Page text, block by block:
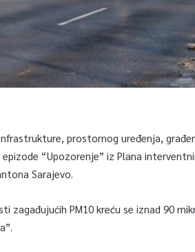
prostornog uređenja,
“Upozorenje” iz Plana
Sarajevo.
zagađujućih PM10 kreću se iznad 90